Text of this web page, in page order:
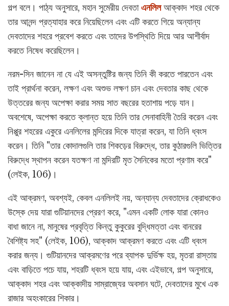
গল্প বলে। পাঠ্য অনুসারে, মহান সুমেরীয় দেবতাএনলিলআক্কাদ শহর থেকে
তার আনন্দ প্রত্যাহার করে নিয়েছিলেন এবং এটি করতে গিয়ে অন্যান্য
দেবতাদের শহরে প্রবেশ করতে এবং তাদের উপস্থিতি দিয়ে আর আশীর্বাদ
করতে নিষেধ করেছিলেন।
নরম-সিন জানেন না যে এই অসন্তুষ্টির জন্য তিনি কী করতে পারতেন এবং
তাই প্রার্থনা করেন, লক্ষণ এবং অশুভ লক্ষণ চান এবং দেবতার কাছ থেকে
উত্তরের জন্য অপেক্ষা করার সময় সাত বছরের হতাশায় পড়ে যান।
অবশেষে, অপেক্ষা করতে ক্লান্ত হয়ে তিনি তার সেনাবাহিনী তৈরি করেন এবং
নিপ্পুর শহরের একুরে এনলিলের মন্দিরের দিকে যাত্রা করেন, যা তিনি ধ্বংস
করেন। তিনি "তার কোদালগুলি তার শিকড়ের বিরুদ্ধে, তার কুঠারগুলি ভিত্তির
বিরুদ্ধে স্থাপন করেন যতক্ষণ না মন্দিরটি মৃত সৈনিকের মতো প্রণাম করে"
(লেইক, 106)।
এই আক্রমণ, অবশ্যই, কেবল এনলিলই নয়, অন্যান্য দেবতাদের ক্রোধকেও
উস্কে দেয় যারা গুটিয়ানদের প্রেরণ করে, "এমন একটি লোক যারা কোনও
বাধা জানে না, মানুষের প্রবৃত্তি কিন্তু কুকুরের বুদ্ধিমত্তা এবং বানরের
বৈশিষ্ট্য সহ" (লেইক, 106), আক্কাদ আক্রমণ করতে এবং এটি ধ্বংস
করার জন্য। গুটিয়ানদের আক্রমণের পরে ব্যাপক দুর্ভিক্ষ হয়, মৃতরা রাস্তায়
এবং বাড়িতে পচে যায়, শহরটি ধ্বংস হয়ে যায়, এবং এইভাবে, গল্প অনুসারে,
আক্কাদ শহর এবং আক্কাদীয় সাম্রাজ্যের অবসান ঘটে, দেবতাদের মুখে এক
রাজার অহংকারের শিকার।